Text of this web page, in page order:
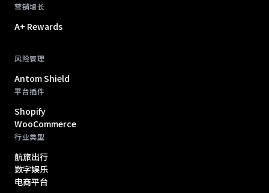
营销增长
A+ Rewards
风险管理
Antom Shield
平台插件
Shopify
WooCommerce
行业类型
航旅出行
数字娱乐
电商平台